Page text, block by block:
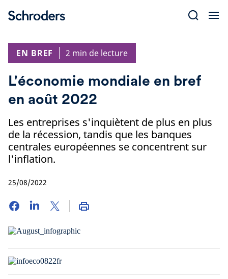
EN BREF
2 min de lecture
L'économie mondiale en bref
en août 2022
Les entreprises s'inquiètent de plus en plus
de la récession, tandis que les banques
centrales européennes se concentrent sur
l'inflation.
25/08/2022